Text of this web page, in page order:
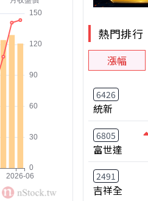
熱門排行
漲幅
6426
統新
6805
富世達
2491
吉祥全